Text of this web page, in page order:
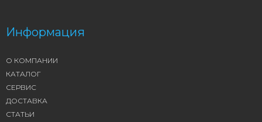
Информация
О КОМПАНИИ
КАТАЛОГ
СЕРВИС
ДОСТАВКА
СТАТЬИ